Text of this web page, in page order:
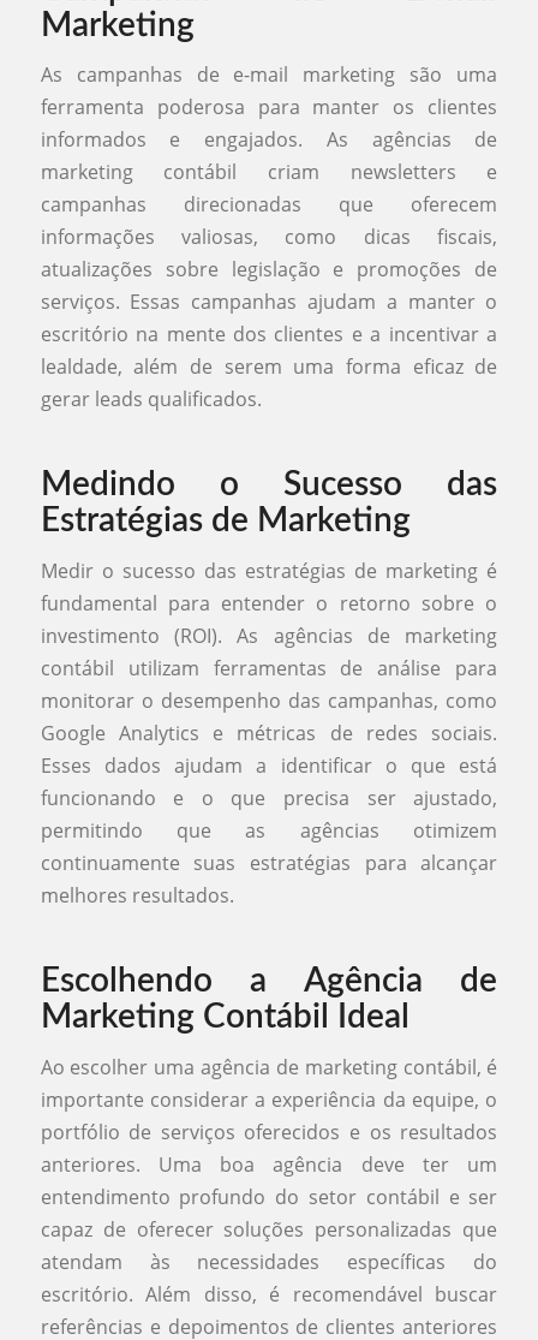
Marketing
As campanhas de e-mail marketing são uma
ferramenta poderosa para manter os clientes
informados e engajados. As agências de
marketing contábil criam newsletters e
campanhas direcionadas que oferecem
informações valiosas, como dicas fiscais,
atualizações sobre legislação e promoções de
serviços. Essas campanhas ajudam a manter o
escritório na mente dos clientes e a incentivar a
lealdade, além de serem uma forma eficaz de
gerar leads qualificados.
Medindo o Sucesso das
Estratégias de Marketing
Medir o sucesso das estratégias de marketing é
fundamental para entender o retorno sobre o
investimento (ROI). As agências de marketing
contábil utilizam ferramentas de análise para
monitorar o desempenho das campanhas, como
Google Analytics e métricas de redes sociais.
Esses dados ajudam a identificar o que está
funcionando e o que precisa ser ajustado,
permitindo que as agências otimizem
continuamente suas estratégias para alcançar
melhores resultados.
Escolhendo a Agência de
Marketing Contábil Ideal
Ao escolher uma agência de marketing contábil, é
importante considerar a experiência da equipe, o
portfólio de serviços oferecidos e os resultados
anteriores. Uma boa agência deve ter um
entendimento profundo do setor contábil e ser
capaz de oferecer soluções personalizadas que
atendam às necessidades específicas do
escritório. Além disso, é recomendável buscar
referências e depoimentos de clientes anteriores